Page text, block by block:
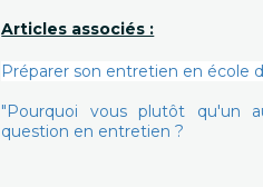
Articles associés :
Préparer son entretien en école
"Pourquoi vous plutôt qu'un
question en entretien ?